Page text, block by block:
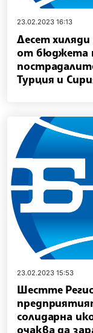
23.02.2023 16:13
Десет
от бюджета
Турция и
23.02.2023 15:53
Шестте
солидарна
очаква да